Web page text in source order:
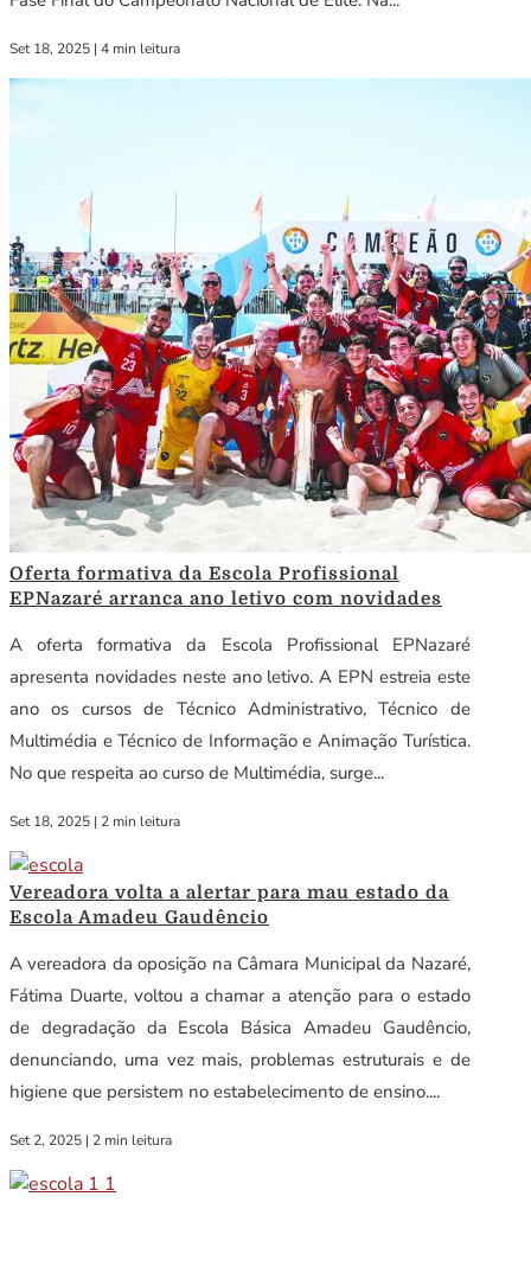
Set 18, 2025 | 4 min leitura
Oferta formativa da Escola Profissional
EPNazaré arranca ano letivo com novidades
A oferta formativa da Escola Profissional EPNazaré
apresenta novidades neste ano letivo. A EPN estreia este
ano os cursos de Técnico Administrativo, Técnico de
Multimédia e Técnico de Informação e Animação Turística.
No que respeita ao curso de Multimédia, surge...
Set 18, 2025 | 2 min leitura
Vereadora volta a alertar para mau estado da
Escola Amadeu Gaudêncio
A vereadora da oposição na Câmara Municipal da Nazaré,
Fátima Duarte, voltou a chamar a atenção para o estado
de degradação da Escola Básica Amadeu Gaudêncio,
denunciando, uma vez mais, problemas estruturais e de
higiene que persistem no estabelecimento de ensino....
Set 2, 2025 | 2 min leitura